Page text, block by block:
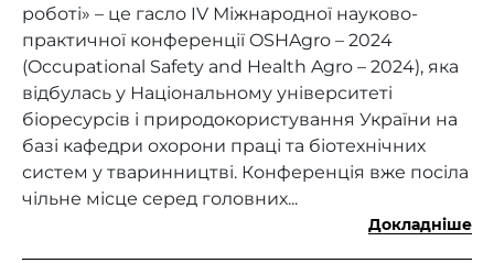
роботі» – це гасло IV Міжнародної науково-
практичної конференції OSHAgro – 2024
(Occupational Safety and Health Agro – 2024), яка
відбулась у Національному університеті
біоресурсів і природокористування України на
базі кафедри охорони праці та біотехнічних
систем у тваринництві. Конференція вже посіла
чільне місце серед головних...
Докладніше